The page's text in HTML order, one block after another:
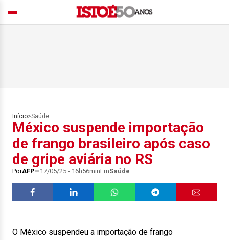
Início>Saúde
México suspende importação
de frango brasileiro após caso
de gripe aviária no RS
PorAFP 17/05/25 - 16h56minEmSaúde
O México suspendeu a importação de frango